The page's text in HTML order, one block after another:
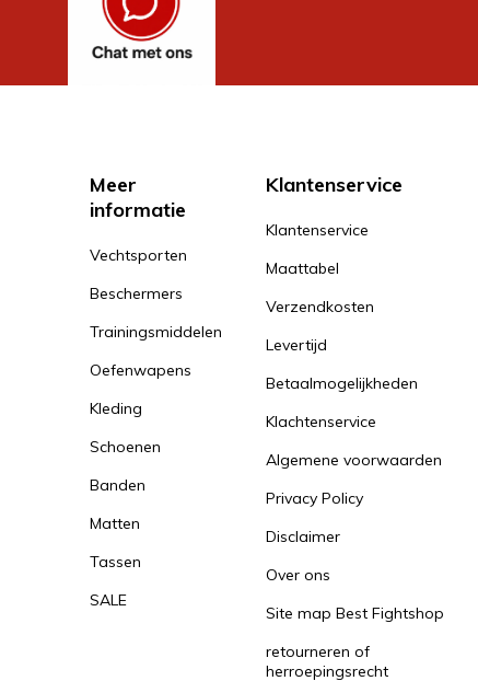
Meer
informatie
Vechtsporten
Beschermers
Trainingsmiddelen
Oefenwapens
Kleding
Schoenen
Banden
Matten
Tassen
SALE
Klantenservice
Klantenservice
Maattabel
Verzendkosten
Levertijd
Betaalmogelijkheden
Klachtenservice
Algemene voorwaarden
Privacy Policy
Disclaimer
Over ons
Site map Best Fightshop
retourneren of
herroepingsrecht